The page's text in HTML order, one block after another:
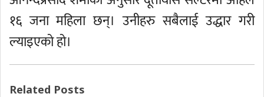
१६ जना महिला छन्। उनीहरु सबैलाई उद्धार गरी
ल्याइएको हो।
Related Posts